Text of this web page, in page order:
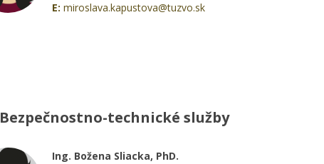
E: miroslava.kapustova@tuzvo.sk
Bezpečnostno-technické služby
Ing. Božena Sliacka, PhD.